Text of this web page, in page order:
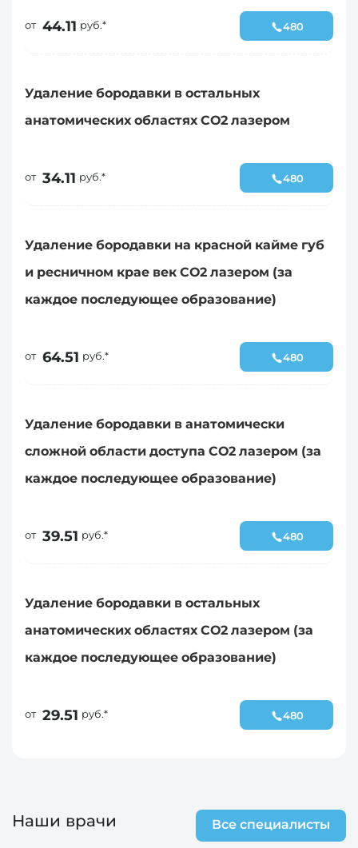
от 44.11 руб.* 480
Удаление бородавки в остальных
анатомических областях СО2 лазером
от 34.11 руб.* 480
Удаление бородавки на красной кайме губ
и ресничном крае век СО2 лазером (за
каждое последующее образование)
от 64.51 руб.* 480
Удаление бородавки в анатомически
сложной области доступа СО2 лазером (за
каждое последующее образование)
от 39.51 руб.* 480
Удаление бородавки в остальных
анатомических областях СО2 лазером (за
каждое последующее образование)
от 29.51 руб.* 480
Наши врачи Все специалисты